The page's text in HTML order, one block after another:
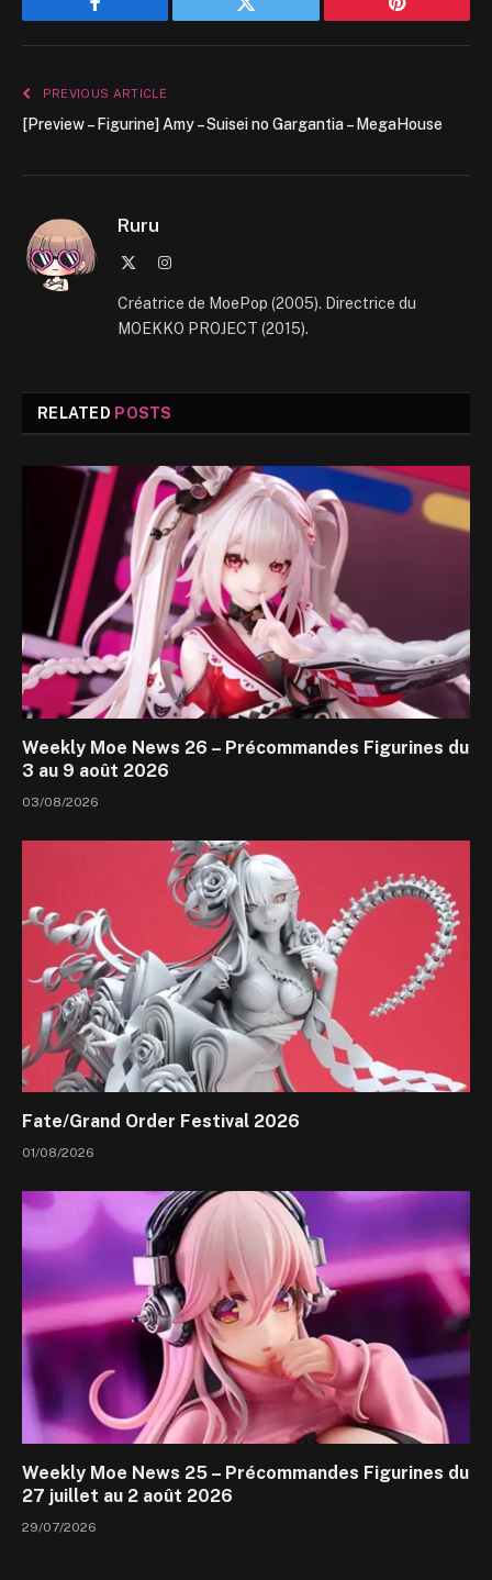
Facebook Twitter Pinterest
PREVIOUS ARTICLE
[Preview – Figurine] Amy – Suisei no Gargantia – MegaHouse
Ruru
Instagram
Créatrice de MoePop (2005). Directrice du
MOEKKO PROJECT (2015).
RELATED POSTS
Weekly Moe News 26 – Précommandes Figurines du
3 au 9 août 2026
03/08/2026
Fate/Grand Order Festival 2026
01/08/2026
Weekly Moe News 25 – Précommandes Figurines du
27 juillet au 2 août 2026
29/07/2026